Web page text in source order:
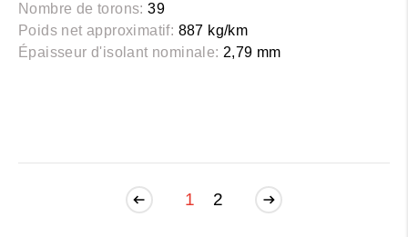
Nombre de torons: 39
Poids net approximatif: 887 kg/km
Épaisseur d'isolant nominale: 2,79 mm
1 2